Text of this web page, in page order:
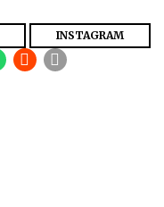
INSTAGRAM